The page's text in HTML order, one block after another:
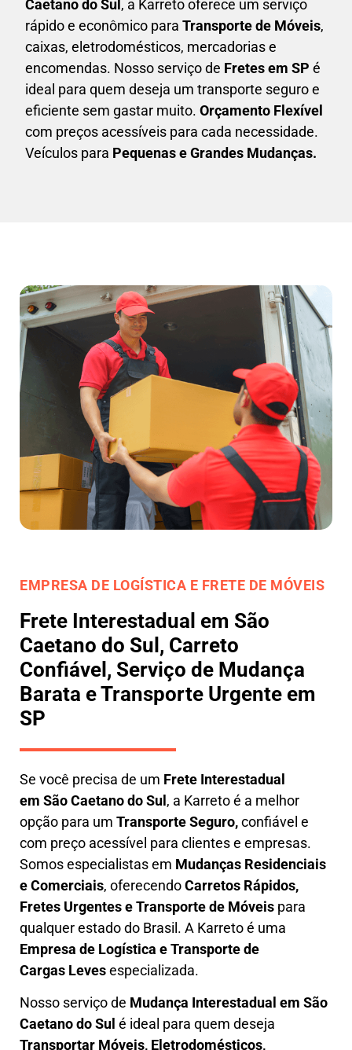
Caetano do Sul , a Karreto oferece um serviço
rápido e econômico para Transporte de Móveis,
caixas, eletrodomésticos, mercadorias e
encomendas. Nosso serviço de Fretes em SP é
ideal para quem deseja um transporte seguro e
eficiente sem gastar muito. Orçamento Flexível
com preços acessíveis para cada necessidade.
Veículos para Pequenas e Grandes Mudanças.
EMPRESA DE LOGÍSTICA E FRETE DE MÓVEIS
Frete Interestadual em São
Caetano do Sul, Carreto
Confiável, Serviço de Mudança
Barata e Transporte Urgente em
SP
Se você precisa de um Frete Interestadual
em São Caetano do Sul , a Karreto é a melhor
opção para um Transporte Seguro,confiável e
com preço acessível para clientes e empresas.
Somos especialistas em Mudanças Residenciais
e Comerciais, oferecendoCarretos Rápidos,
Fretes Urgentes e Transporte de Móveis para
qualquer estado do Brasil. A Karretoé uma
Empresa de Logística e Transporte de
Cargas Levesespecializada.
Nosso serviço de Mudança Interestadual em São
Caetano do Sul é ideal para quem deseja
Transportar Móveis, Eletrodomésticos,